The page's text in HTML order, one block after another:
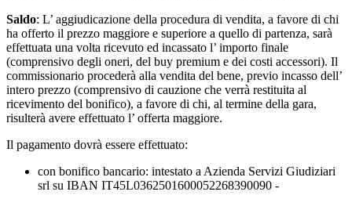
Saldo: L’ aggiudicazione della procedura di vendita, a favore di chi
ha offerto il prezzo maggiore e superiore a quello di partenza, sarà
effettuata una volta ricevuto ed incassato l’ importo finale
(comprensivo degli oneri, del buy premium e dei costi accessori). Il
commissionario procederà alla vendita del bene, previo incasso dell’
intero prezzo (comprensivo di cauzione che verrà restituita al
ricevimento del bonifico), a favore di chi, al termine della gara,
risulterà avere effettuato l’ offerta maggiore.
Il pagamento dovrà essere effettuato:
con bonifico bancario: intestato a Azienda Servizi Giudiziari
srl su IBAN IT45L0362501600052268390090 -